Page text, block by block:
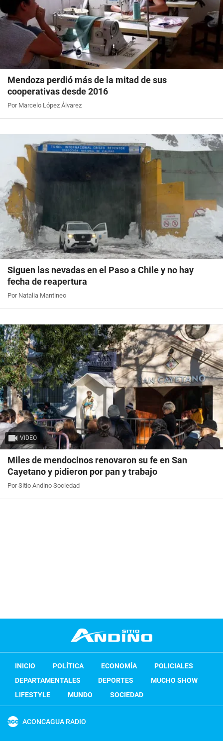
Mendoza perdió más de la mitad de sus
cooperativas desde 2016
Por Marcelo López Álvarez
Siguen las nevadas en el Paso a Chile y no hay
fecha de reapertura
Por Natalia Mantineo
VIDEO
Miles de mendocinos renovaron su fe en San
Cayetano y pidieron por pan y trabajo
Por Sitio Andino Sociedad
INICIO POLÍTICA ECONOMÍA
POLICIALES
DEPARTAMENTALES
DEPORTES
MUCHO SHOW
LIFESTYLE
MUNDO SOCIEDAD
ACONCAGUA RADIO